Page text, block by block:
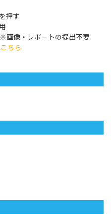
押す
画像・レポートの提出不要
ちら